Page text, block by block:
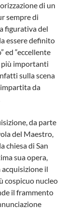
di un
sempre di
figurativa del
essere definito
ed “eccellente
più importanti
sulla scena
da
da parte
del Maestro,
chiesa di San
sua opera,
il
cospicuo nucleo
il frammento